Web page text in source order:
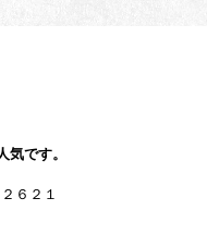
です。
６２１